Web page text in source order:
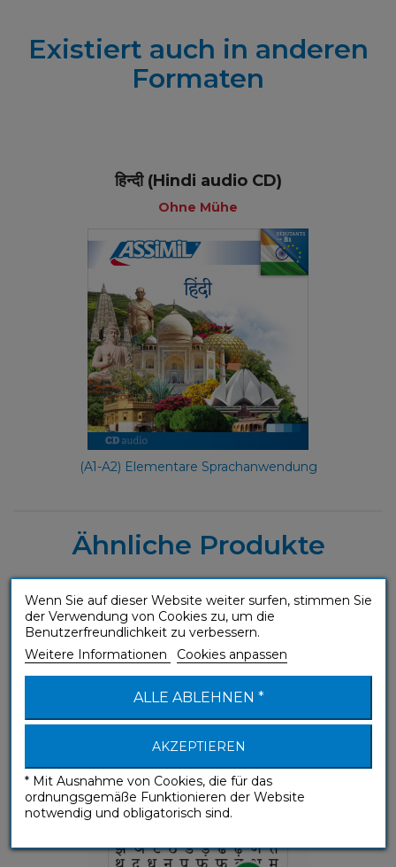
Existiert auch in anderen
Formaten
हिन्दी (Hindi audio CD)
Ohne Mühe
(A1-A2) Elementare Sprachanwendung
Ähnliche Produkte
Hindi Les bases de la devanagari
Übungshefte
Wenn Sie auf dieser Website weiter surfen, stimmen Sie
der Verwendung von Cookies zu, um die
Benutzerfreundlichkeit zu verbessern.
Weitere Informationen
Cookies anpassen
ALLE ABLEHNEN *
AKZEPTIEREN
* Mit Ausnahme von Cookies, die für das
ordnungsgemäße Funktionieren der Website
notwendig und obligatorisch sind.